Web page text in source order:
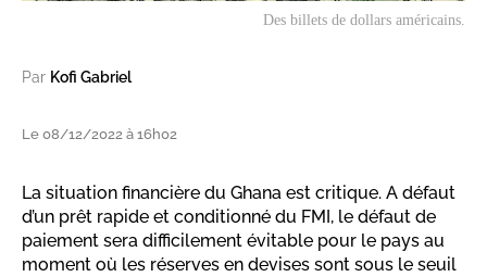
Des billets de dollars américains.
Par Kofi Gabriel
Le 08/12/2022 à 16h02
La situation financière du Ghana est critique. A défaut
d’un prêt rapide et conditionné du FMI, le défaut de
paiement sera difficilement évitable pour le pays au
moment où les réserves en devises sont sous le seuil